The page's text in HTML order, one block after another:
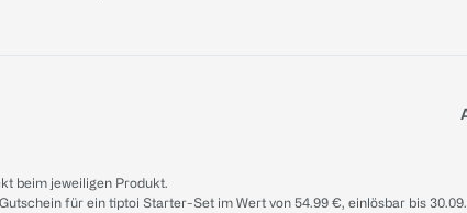
beim jeweiligen Produkt.
für ein tiptoi Starter-Set im Wert von 54.99 €, einlösbar bis